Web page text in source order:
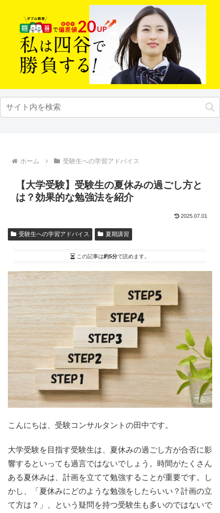
ホーム 受験生への学習アドバイス
【大学受験】受験生の夏休みの過ごし方と
は？効果的な勉強法を紹介
2025.07.01
受験生への学習アドバイス 夏期講習
この記事は約5分で読めます。
こんにちは、受験コンサルタントの田中です。
大学受験を目指す受験生は、夏休みの過ごし方が合否に影
響するといっても過言ではないでしょう。時間がたくさん
ある夏休みは、計画を立てて勉強することが重要です。し
かし、「夏休みにどのような勉強をしたらいい？計画の立
て方は？」、という疑問を持つ受験生も多いのではないで